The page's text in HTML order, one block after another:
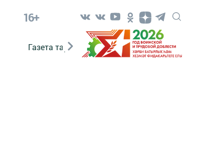
16+
Газета тарихы Әкият Әкият